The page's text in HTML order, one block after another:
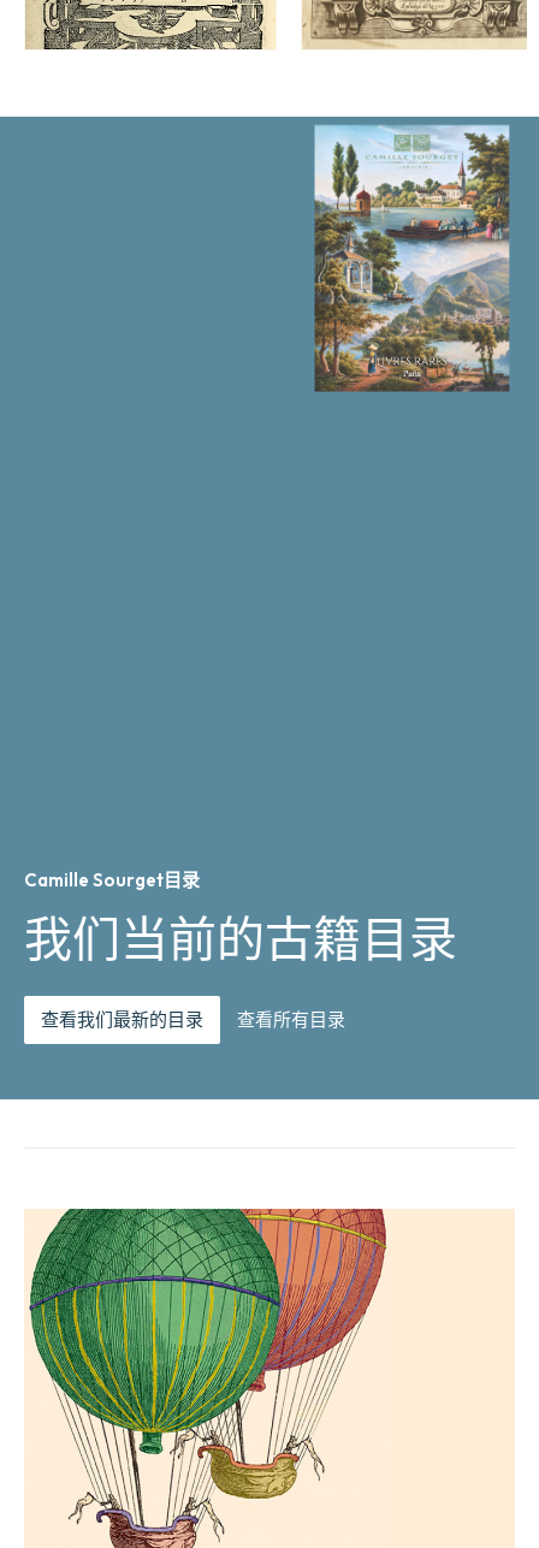
Camille Sourget目录
我们当前的古籍目录
查看我们最新的目录 查看所有目录